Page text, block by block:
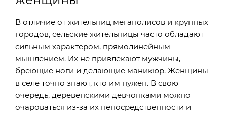
В отличие от жительниц мегаполисов и крупных
городов, сельские жительницы часто обладают
сильным характером, прямолинейным
мышлением. Их не привлекают мужчины,
бреющие ноги и делающие маникюр. Женщины
в селе точно знают, кто им нужен. В свою
очередь, деревенскими девчонками можно
очароваться из-за их непосредственности и